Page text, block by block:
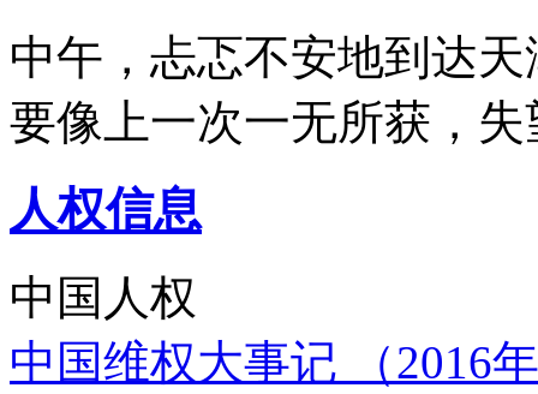
中午，忐忑不安地到达
要像上一次一无所获，
人权信息
中国人权
中国维权大事记 （2016